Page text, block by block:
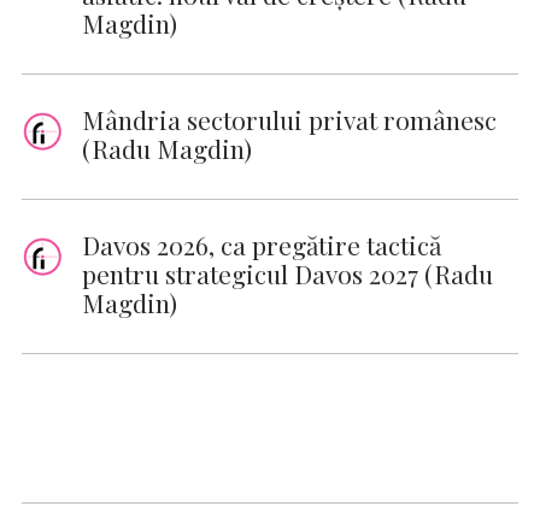
Magdin)
Mândria sectorului privat românesc
(Radu Magdin)
Davos 2026, ca pregătire tactică
pentru strategicul Davos 2027 (Radu
Magdin)